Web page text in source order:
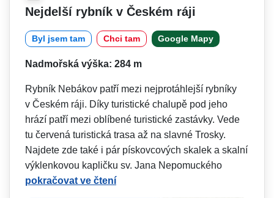
Nejdelší rybník v Českém ráji
Byl jsem tam Chci tam Google Mapy
Nadmořská výška: 284 m
Rybník Nebákov patří mezi nejprotáhlejší rybníky
v Českém ráji. Díky turistické chalupě pod jeho
hrází patří mezi oblíbené turistické zastávky. Vede
tu červená turistická trasa až na slavné Trosky.
Najdete zde také i pár pískovcových skalek a skalní
výklenkovou kapličku sv. Jana Nepomuckého
pokračovat ve čtení